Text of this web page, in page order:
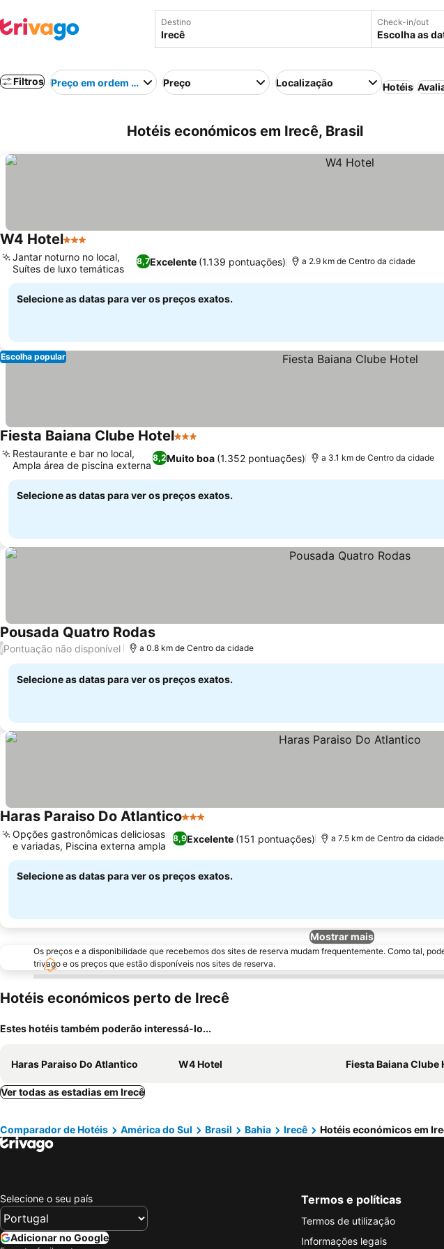
Destino Check-in/out
Escolha as
Filtros Preço em ordem crescentePreço Localização Hotéis
Hotéis económicos em Irecê, Brasil
W4 Hotel3 Estrelas
8,7Excelente (1.139 pontuações)
Jantar noturno no local,
Suítes de luxo temáticas
a 2.9 km de Centro da cidade
Selecione as datas para ver os preços exatos.
Escolha popular
Fiesta Baiana Clube Hotel3 Estrelas
8,2Muito boa (1.352 pontuações)
Restaurante e bar no local,
Ampla área de piscina externa
a 3.1 km de Centro da cidade
Selecione as datas para ver os preços exatos.
Pousada Quatro Rodas
/Pontuação não disponível a 0.8 km de Centro da cidade
Selecione as datas para ver os preços exatos.
Haras Paraiso Do Atlantico3 Estrelas
8,9Excelente (151 pontuações)
Opções gastronômicas deliciosas
e variadas, Piscina externa ampla
a 7.5 km de Centro da cidade
Selecione as datas para ver os preços exatos.
Mostrar mais
Os preços e a disponibilidade que recebemos dos sites de reserva mudam frequentemente. Como tal,
trivago e os preços que estão disponíveis nos sites de reserva.
Hotéis económicos perto de Irecê
Estes hotéis também poderão interessá-lo...
Haras Paraiso Do Atlantico W4 Hotel Fiesta Baiana Clube
Ver todas as estadias em Irecê
Comparador de Hotéis América do Sul Brasil Bahia Irecê Hotéis económicos em
Selecione o seu país
Adicionar no Google
Termos e políticas
Termos de utilização
Informações legais